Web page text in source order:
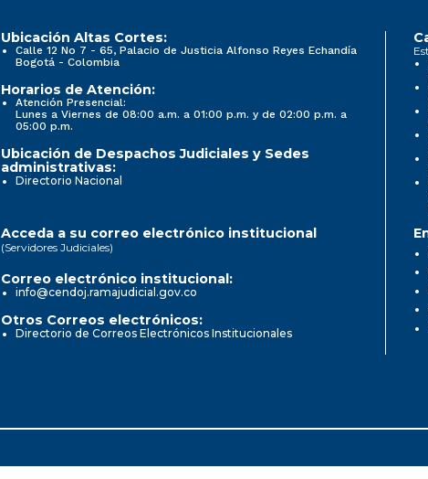
Ubicación Altas Cortes:
Calle 12 No 7 - 65, Palacio de Justicia Alfonso Reyes Echandía
Bogotá - Colombia
Horarios de Atención:
Atención Presencial:
Lunes a Viernes de 08:00 a.m. a 01:00 p.m. y de 02:00 p.m. a
05:00 p.m.
Ubicación de Despachos Judiciales y Sedes
administrativas:
Directorio Nacional
Acceda a su correo electrónico institucional
(Servidores Judiciales)
Correo electrónico institucional:
info@cendoj.ramajudicial.gov.co
Otros Correos electrónicos:
Directorio de Correos Electrónicos Institucionales